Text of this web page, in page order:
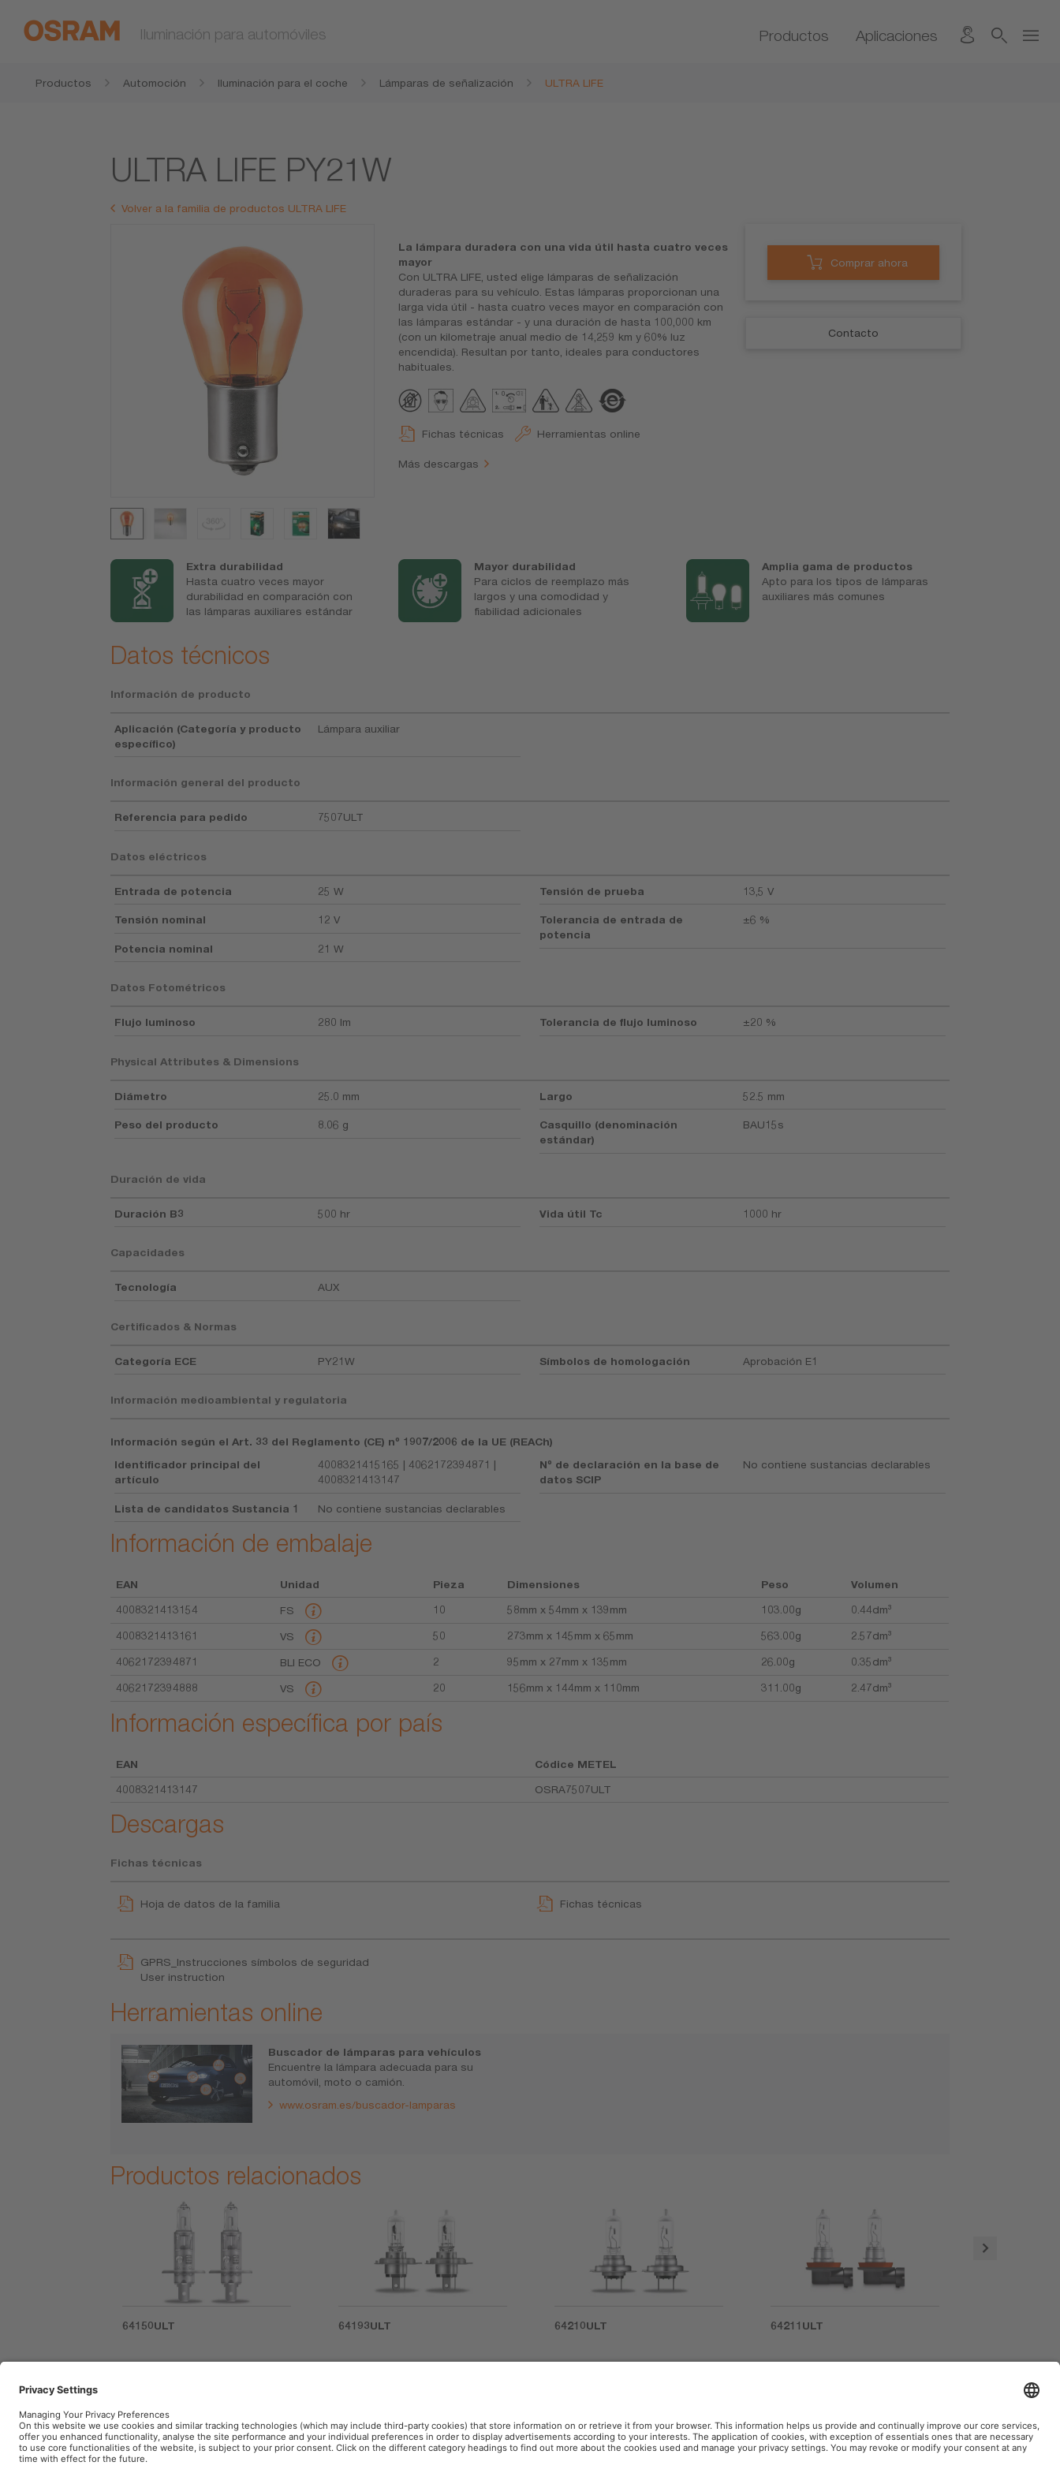
Iluminación para automóviles Productos Aplicaciones
Productos Automoción Iluminación para el coche Lámparas de señalización ULTRA LIFE
ULTRA LIFE PY21W
Volver a la familia de productos ULTRA LIFE
La lámpara duradera con una vida útil hasta cuatro veces
mayor
Con ULTRA LIFE, usted elige lámparas de señalización
duraderas para su vehículo. Estas lámparas proporcionan una
larga vida útil - hasta cuatro veces mayor en comparación con
las lámparas estándar - y una duración de hasta 100,000 km
(con un kilometraje anual medio de 14,259 km y 60% luz
encendida). Resultan por tanto, ideales para conductores
habituales.
Fichas técnicas Herramientas online
Más descargas
Comprar ahora
Contacto
Extra durabilidad
Hasta cuatro veces mayor
durabilidad en comparación con
las lámparas auxiliares estándar
Mayor durabilidad
Para ciclos de reemplazo más
largos y una comodidad y
fiabilidad adicionales
Amplia gama de productos
Apto para los tipos de lámparas
auxiliares más comunes
Datos técnicos
Información de producto
Aplicación (Categoría y producto
específico)
Lámpara auxiliar
Información general del producto
Referencia para pedido 7507ULT
Datos eléctricos
Entrada de potencia 25 W
Tensión nominal 12 V
Potencia nominal 21 W
Tensión de prueba 13,5 V
Tolerancia de entrada de
potencia
±6 %
Datos Fotométricos
Flujo luminoso 280 lm Tolerancia de flujo luminoso ±20 %
Physical Attributes & Dimensions
Diámetro 25.0 mm
Peso del producto 8.06 g
Largo 52.5 mm
Casquillo (denominación
estándar)
BAU15s
Duración de vida
Duración B3 500 hr Vida útil Tc 1000 hr
Capacidades
Tecnología AUX
Certificados & Normas
Categoría ECE PY21W Símbolos de homologación Aprobación E1
Información medioambiental y regulatoria
Información según el Art. 33 del Reglamento (CE) nº 1907/2006 de la UE (REACh)
Identificador principal del
artículo
4008321415165 | 4062172394871 |
4008321413147
Lista de candidatos Sustancia 1 No contiene sustancias declarables
Nº de declaración en la base de
datos SCIP
No contiene sustancias declarables
Información de embalaje
EAN Unidad Pieza Dimensiones Peso
Volumen
4008321413154
FS 10 58mm x 54mm x 139mm 103.00g 0.44dm³
4008321413161 VS 50 273mm x 145mm x 65mm 563.00g 2.57dm³
4062172394871 BLI ECO 2 95mm x 27mm x 135mm 26.00g 0.35dm³
4062172394888 VS 20 156mm x 144mm x 110mm 311.00g 2.47dm³
Información específica por país
EAN
Códice METEL
4008321413147
OSRA7507ULT
Descargas
Fichas técnicas
Hoja de datos de la familia Fichas técnicas
GPRS_Instrucciones símbolos de seguridad
User instruction
Herramientas online
Buscador de lámparas para vehículos
Encuentre la lámpara adecuada para su
automóvil, moto o camión.
www.osram.es/buscador-lamparas
Productos relacionados
64150ULT 64193ULT 64210ULT 64211ULT